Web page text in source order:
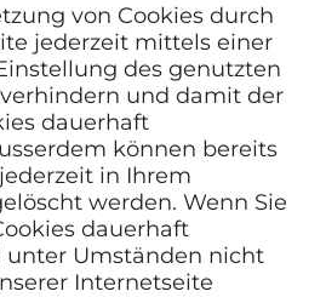
von Cookies durch
jederzeit mittels einer
des genutzten
und damit der
dauerhaft
können bereits
in Ihrem
werden. Wenn Sie
dauerhaft
unter Umständen nicht
Internetseite